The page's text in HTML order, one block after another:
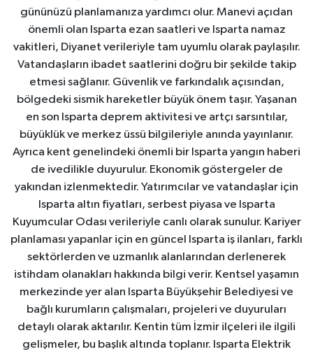
gününüzü planlamanıza yardımcı olur. Manevi açıdan
önemli olan Isparta ezan saatleri ve Isparta namaz
vakitleri, Diyanet verileriyle tam uyumlu olarak paylaşılır.
Vatandaşların ibadet saatlerini doğru bir şekilde takip
etmesi sağlanır. Güvenlik ve farkındalık açısından,
bölgedeki sismik hareketler büyük önem taşır. Yaşanan
en son Isparta deprem aktivitesi ve artçı sarsıntılar,
büyüklük ve merkez üssü bilgileriyle anında yayınlanır.
Ayrıca kent genelindeki önemli bir Isparta yangın haberi
de ivedilikle duyurulur. Ekonomik göstergeler de
yakından izlenmektedir. Yatırımcılar ve vatandaşlar için
Isparta altın fiyatları, serbest piyasa ve Isparta
Kuyumcular Odası verileriyle canlı olarak sunulur. Kariyer
planlaması yapanlar için en güncel Isparta iş ilanları, farklı
sektörlerden ve uzmanlık alanlarından derlenerek
istihdam olanakları hakkında bilgi verir. Kentsel yaşamın
merkezinde yer alan Isparta Büyükşehir Belediyesi ve
bağlı kurumların çalışmaları, projeleri ve duyuruları
detaylı olarak aktarılır. Kentin tüm İzmir ilçeleri ile ilgili
gelişmeler, bu başlık altında toplanır. Isparta Elektrik